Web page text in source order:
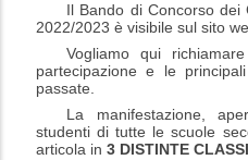
Il Bando di Concorso dei
2022/2023 è visibile sul sito
Vogliamo qui
partecipazione e le
passate.
La manifestazione,
studenti di tutte le scuole
articola in 3 DISTINTE